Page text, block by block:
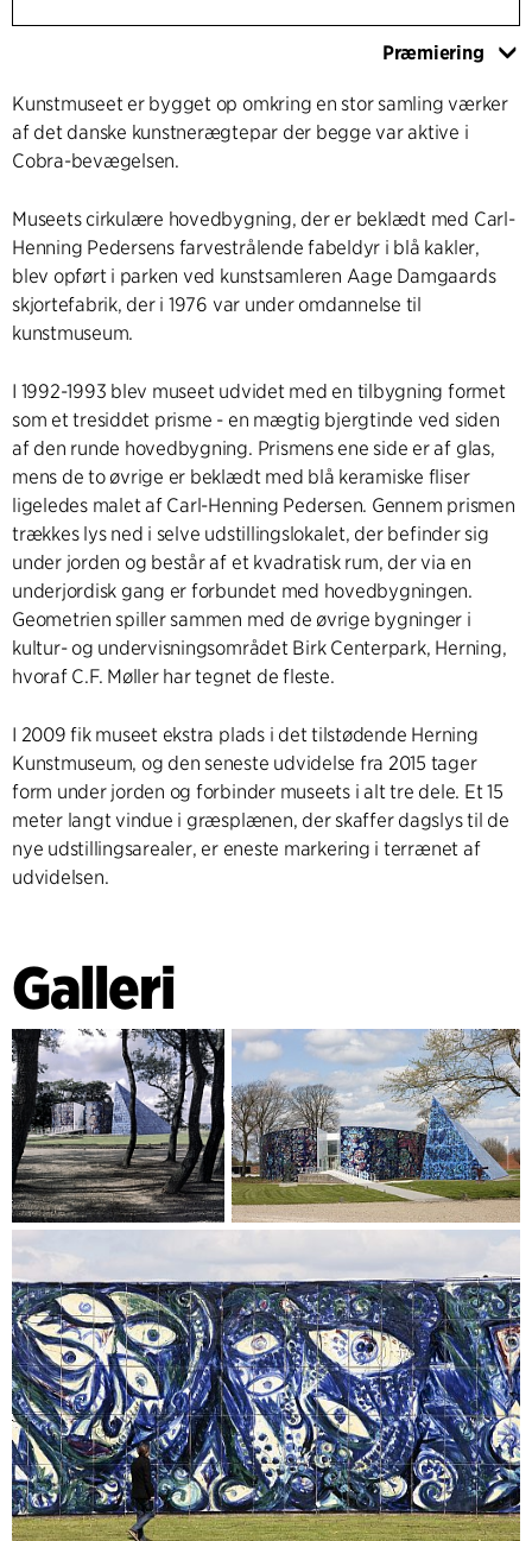
Præmiering
Kunstmuseet er bygget op omkring en stor samling værker
af det danske kunstnerægtepar der begge var aktive i
Cobra-bevægelsen.
Museets cirkulære hovedbygning, der er beklædt med Carl-
Henning Pedersens farvestrålende fabeldyr i blå kakler,
blev opført i parken ved kunstsamleren Aage Damgaards
skjortefabrik, der i 1976 var under omdannelse til
kunstmuseum.
I 1992-1993 blev museet udvidet med en tilbygning formet
som et tresiddet prisme - en mægtig bjergtinde ved siden
af den runde hovedbygning. Prismens ene side er af glas,
mens de to øvrige er beklædt med blå keramiske fliser
ligeledes malet af Carl-Henning Pedersen. Gennem prismen
trækkes lys ned i selve udstillingslokalet, der befinder sig
under jorden og består af et kvadratisk rum, der via en
underjordisk gang er forbundet med hovedbygningen.
Geometrien spiller sammen med de øvrige bygninger i
kultur- og undervisningsområdet Birk Centerpark, Herning,
hvoraf C.F. Møller har tegnet de fleste.
I 2009 fik museet ekstra plads i det tilstødende Herning
Kunstmuseum, og den seneste udvidelse fra 2015 tager
form under jorden og forbinder museets i alt tre dele. Et 15
meter langt vindue i græsplænen, der skaffer dagslys til de
nye udstillingsarealer, er eneste markering i terrænet af
udvidelsen.
Galleri